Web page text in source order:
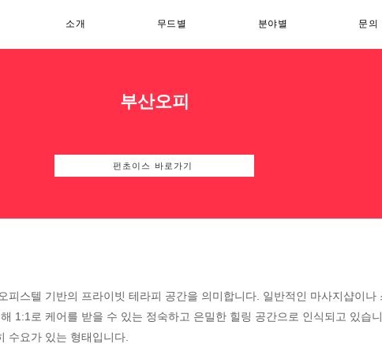
소개 무드별 분야별 문의
부산오피
펀초이스 바로가기
피스텔 기반의 프라이빗 테라피 공간을 의미합니다. 일반적인 마사지샵이나
1:1로 케어를 받을 수 있는 정숙하고 은밀한 힐링 공간으로 인식되고 있습
수요가 있는 형태입니다.